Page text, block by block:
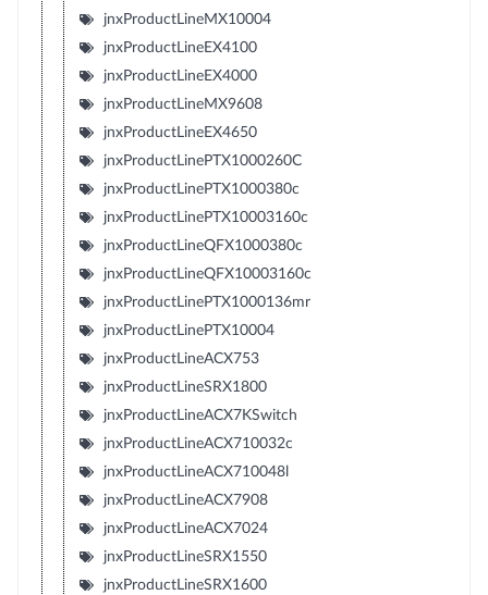
jnxProductLineMX10004
jnxProductLineEX4100
jnxProductLineEX4000
jnxProductLineMX9608
jnxProductLineEX4650
jnxProductLinePTX1000260C
jnxProductLinePTX1000380c
jnxProductLinePTX10003160c
jnxProductLineQFX1000380c
jnxProductLineQFX10003160c
jnxProductLinePTX1000136mr
jnxProductLinePTX10004
jnxProductLineACX753
jnxProductLineSRX1800
jnxProductLineACX7KSwitch
jnxProductLineACX710032c
jnxProductLineACX710048l
jnxProductLineACX7908
jnxProductLineACX7024
jnxProductLineSRX1550
jnxProductLineSRX1600